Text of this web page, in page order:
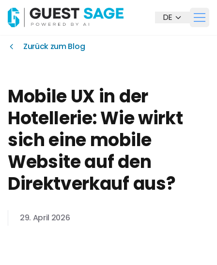
DE
Unsere Lösungen
Kontakt aufnehmen
Zurück zum Blog
Mobile UX in der
Hotellerie: Wie wirkt
sich eine mobile
Website auf den
Direktverkauf aus?
29. April 2026